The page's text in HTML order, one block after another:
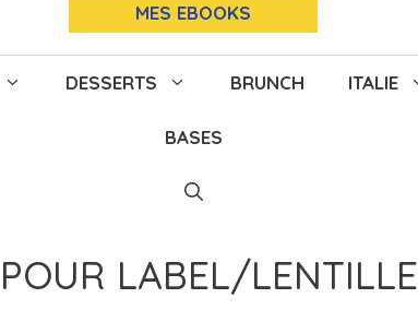
MES EBOOKS
DESSERTS BRUNCH ITALIE
BASES
LABEL/LENTILLE